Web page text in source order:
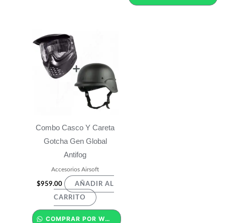
Combo Casco Y Careta
Gotcha Gen Global
Antifog
Accesorios Airsoft
$959.00 AÑADIR AL
CARRITO
COMPRAR POR WHATSAPP